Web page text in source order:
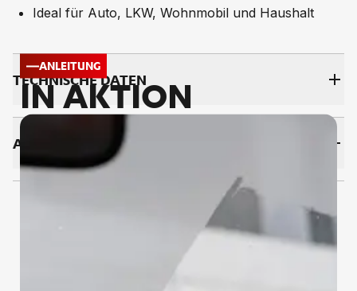
Ideal für Auto, LKW, Wohnmobil und Haushalt
TECH­NI­SCHE DA­TEN
AN­WEN­DUNG
ANLEITUNG
IN AKTION